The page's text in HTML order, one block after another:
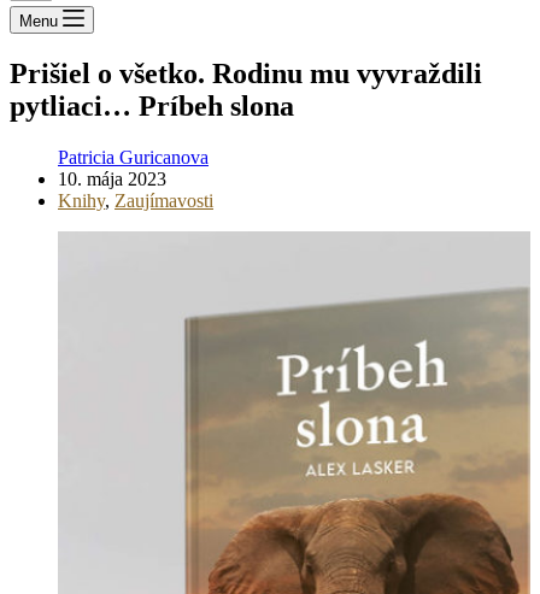
Menu
Prišiel o všetko. Rodinu mu vyvraždili
pytliaci… Príbeh slona
Patricia Guricanova
10. mája 2023
Knihy, Zaujímavosti